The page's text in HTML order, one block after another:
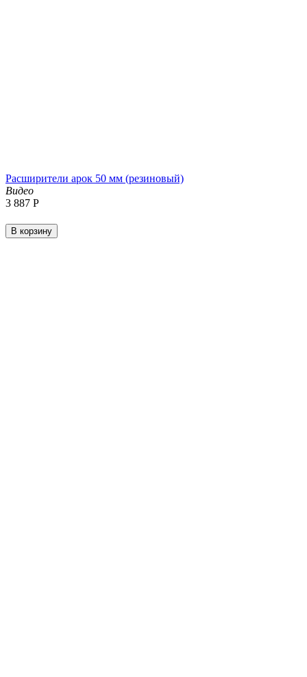
Расширители арок 50 мм (резиновый)
Видео
3 887 Р
В корзину